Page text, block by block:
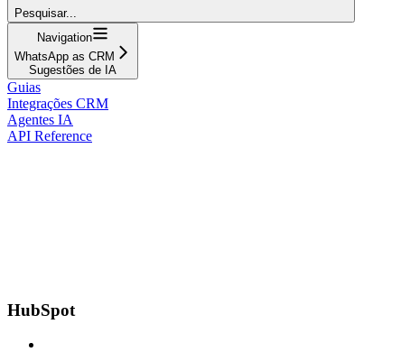
Pesquisar...
Navigation
WhatsApp as CRM
Sugestões de IA
Guias
Integrações CRM
Agentes IA
API Reference
HubSpot